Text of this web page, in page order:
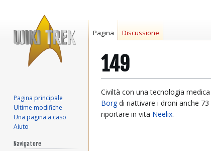
149
Vai
alla
navigazione
Vai
alla
ricerca
Civiltà con una tecnologia
Borgdi riattivare i droni anche
riportare in vita Neelix.
Pagina Discussione
Pagina principale
Ultime modifiche
Una pagina a caso
Aiuto
Navigatore